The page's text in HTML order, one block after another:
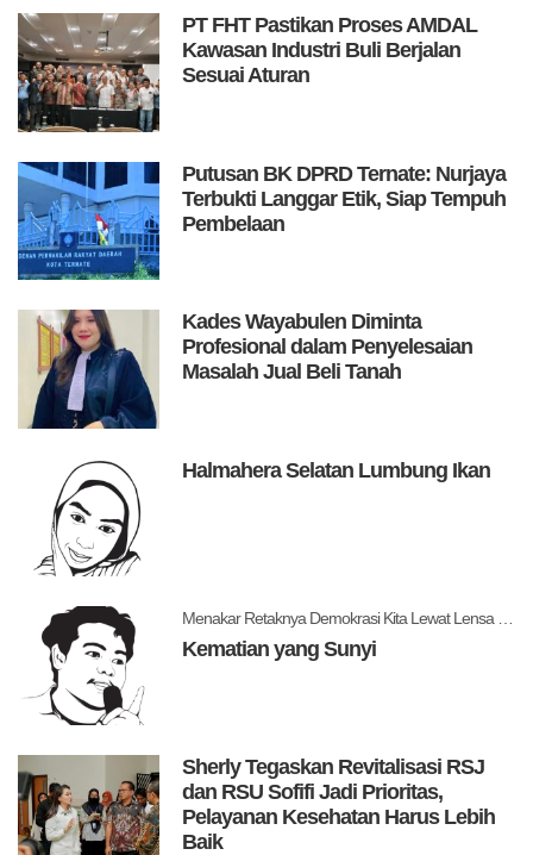
PT FHT Pastikan Proses AMDAL
Kawasan Industri Buli Berjalan
Sesuai Aturan
Putusan BK DPRD Ternate: Nurjaya
Terbukti Langgar Etik, Siap Tempuh
Pembelaan
Kades Wayabulen Diminta
Profesional dalam Penyelesaian
Masalah Jual Beli Tanah
Halmahera Selatan Lumbung Ikan
Menakar Retaknya Demokrasi Kita Lewat Lensa Levitsky dan Ziblatt
Kematian yang Sunyi
Sherly Tegaskan Revitalisasi RSJ
dan RSU Sofifi Jadi Prioritas,
Pelayanan Kesehatan Harus Lebih
Baik